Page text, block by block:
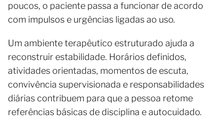
poucos, o paciente passa a funcionar de acordo
com impulsos e urgências ligadas ao uso.
Um ambiente terapêutico estruturado ajuda a
reconstruir estabilidade. Horários definidos,
atividades orientadas, momentos de escuta,
convivência supervisionada e responsabilidades
diárias contribuem para que a pessoa retome
referências básicas de disciplina e autocuidado.